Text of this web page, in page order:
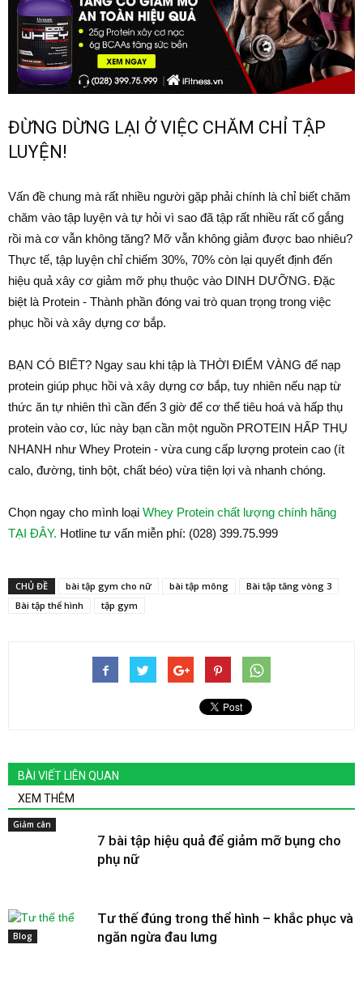
ĐỪNG DỪNG LẠI Ở VIỆC CHĂM CHỈ TẬP
LUYỆN!
Vấn đề chung mà rất nhiều người gặp phải chính là chỉ biết chăm
chăm vào tập luyện và tự hỏi vì sao đã tập rất nhiều rất cố gắng
rồi mà cơ vẫn không tăng? Mỡ vẫn không giảm được bao nhiêu?
Thực tế, tập luyện chỉ chiếm 30%, 70% còn lại quyết định đến
hiệu quả xây cơ giảm mỡ phụ thuộc vào DINH DƯỠNG. Đặc
biệt là Protein - Thành phần đóng vai trò quan trọng trong việc
phục hồi và xây dựng cơ bắp.
BẠN CÓ BIẾT? Ngay sau khi tập là THỜI ĐIỂM VÀNG để nạp
protein giúp phục hồi và xây dựng cơ bắp, tuy nhiên nếu nạp từ
thức ăn tự nhiên thì cần đến 3 giờ để cơ thể tiêu hoá và hấp thụ
protein vào cơ, lúc này bạn cần một nguồn PROTEIN HẤP THỤ
NHANH như Whey Protein - vừa cung cấp lượng protein cao (ít
calo, đường, tinh bột, chất béo) vừa tiện lợi và nhanh chóng.
Chọn ngay cho mình loại Whey Protein chất lượng chính hãng
TẠI ĐÂY. Hotline tư vấn miễn phí: (028) 399.75.999
CHỦ ĐỀ bài tập gym cho nữ bài tập mông
Bài tập tăng vòng 3
Bài tập thể hình
tập gym
BÀI VIẾT LIÊN QUAN
XEM THÊM
Giảm cân
7 bài tập hiệu quả để giảm mỡ bụng cho
phụ nữ
Blog
Tư thế đúng trong thể hình – khắc phục và
ngăn ngừa đau lưng